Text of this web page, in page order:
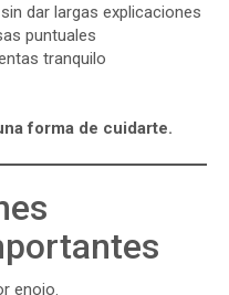
dar largas explicaciones
puntuales
tranquilo
forma de cuidarte.
enojo.